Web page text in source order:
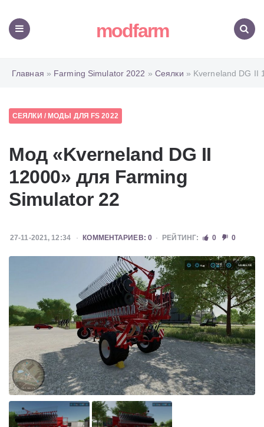
modfarm
Главная » Farming Simulator 2022 » Сеялки » Kverneland DG II
СЕЯЛКИ / МОДЫ ДЛЯ FS 2022
Мод «Kverneland DG II
12000» для Farming
Simulator 22
27-11-2021, 12:34 КОММЕНТАРИЕВ: 0 РЕЙТИНГ: 0 0